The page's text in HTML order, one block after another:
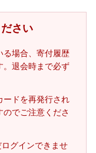
さい
る場合、寄付履歴
。退会時まで必ず
ードを再発行され
でご注意くださ
グインできませ